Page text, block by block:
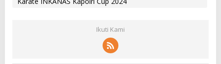
Ikuti Kami